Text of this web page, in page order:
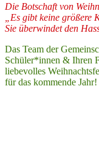
Die Botschaft von
„Es gibt keine größere
Sie überwindet den
Das Team der
Schüler*innen & Ihren
liebevolles
für das kommende Jahr!